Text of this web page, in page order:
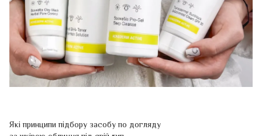
Які принципи підбору засобу по догляду